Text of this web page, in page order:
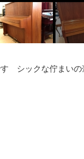
す シックな佇まい